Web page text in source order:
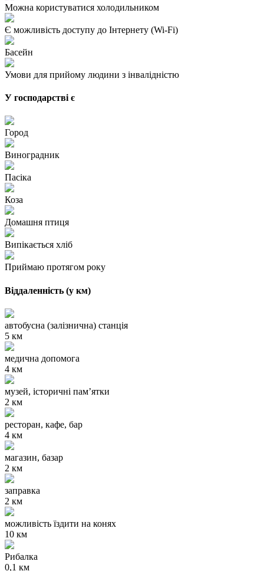
Можна користуватися холодильником
Є можливість доступу до Інтернету (Wi-Fi)
Басейн
Умови для прийому людини з інвалідністю
У господарстві є
Город
Виноградник
Пасіка
Коза
Домашня птиця
Випікається хліб
Приймаю протягом року
Віддаленність (у км)
автобусна (залізнична) станція
5 км
медична допомога
4 км
музей, історичні пам’ятки
2 км
ресторан, кафе, бар
4 км
магазин, базар
2 км
заправка
2 км
можливість їздити на конях
10 км
Рибалка
0,1 км